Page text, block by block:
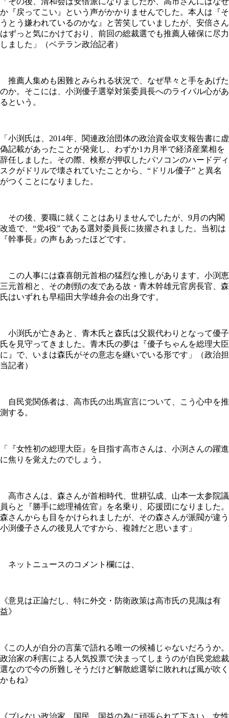
か『戻ってこい』という声がかかりませんでした。本人は『そ
うとう嫌われているのかな』と苦笑していましたが、安倍さん
はずっと気にかけており、前回の総裁選でも推薦人確保に尽力
しました」（ベテラン政治記者）
推薦人集めも困難とみられる状況で、なぜ早々と手をあげた
のか。そこには、小渕優子選挙対策委員長へのライバル心があ
るという。
「小渕氏は、2014年、関連政治団体の政治資金収支報告書に虚
偽記載があったことが発覚し、わずか1カ月半で経済産業相を
辞任しました。その際、検察が押収したパソコンのハードディ
スクがドリルで壊されていたことから、“ドリル優子” と異名
がつくことになりました。
その後、要職に就くことはありませんでしたが、9月の内閣
改造で、“党4役” である選対委員長に抜擢されました。当初は
『幹事長』の声もあったほどです。
この人事には森喜朗元首相の猛烈な推しがあります。小渕恵
三元首相と、その刎頸の友である故・青木幹雄元官房長官、森
氏はいずれも早稲田大学雄弁会の出身です。
小渕氏が亡きあと、青木氏と森氏は父親代わりとなって優子
氏を見守ってきました。青木氏の夢は『優子ちゃんを総理大臣
に』で、いまは森氏がその意志を継いでいる形です」（政治担
当記者）
自民党関係者は、高市氏の出馬宣言について、こう心中を推
測する。
「『女性初の総理大臣』を目指す高市さんは、小渕さんの躍進
に焦りを覚えたのでしょう。
高市さんは、森さんが首相時代、世耕弘成、山本一太参院議
員らと『勝手に総理補佐官』を名乗り、応援団になりました。
森さんからも目をかけられましたが、その森さんが派閥が違う
小渕優子さんの後見人ですから、複雑だと思います」
ネットニュースのコメント欄には、
《意見は正論だし、特に外交・防衛政策は高市氏の見識は有
益》
《この人が自分の言葉で語れる唯一の候補じゃないだろうか。
政治家の利害による人気投票で決まってしまうのが自民党総裁
選なので今の所難しそうだけど解散総選挙に敗れれば風が吹く
かもね》
《ブレない政治家、国民、国益の為に頑張られて下さい。女性